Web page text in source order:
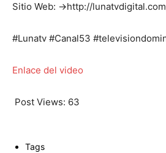
Sitio Web: →http://
#Lunatv #Canal53
Enlace del video
Post Views: 63
Tags